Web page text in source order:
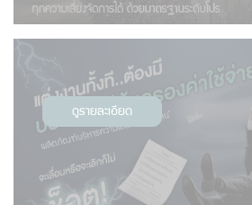
ดูรายละเอียด